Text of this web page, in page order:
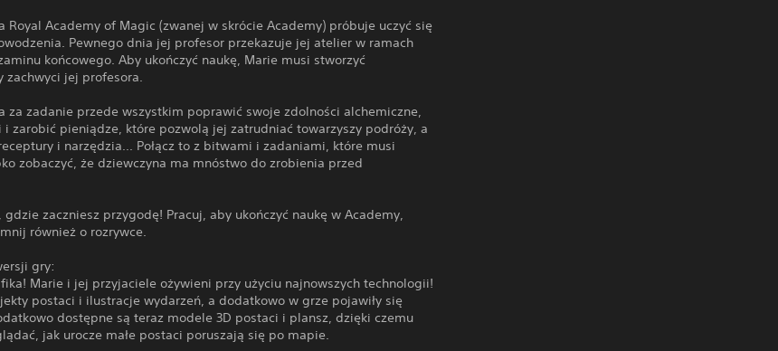
Royal Academy of Magic (zwanej w skrócie Academy) próbuje uczyć się
Pewnego dnia jej profesor przekazuje jej atelier w ramach
końcowego. Aby ukończyć naukę, Marie musi stworzyć
zachwyci jej profesora.
za zadanie przede wszystkim poprawić swoje zdolności alchemiczne,
i zarobić pieniądze, które pozwolą jej zatrudniać towarzyszy podróży, a
i narzędzia... Połącz to z bitwami i zadaniami, które musi
zobaczyć, że dziewczyna ma mnóstwo do zrobienia przed
gdzie zaczniesz przygodę! Pracuj, aby ukończyć naukę w Academy,
również o rozrywce.
gry:
Marie i jej przyjaciele ożywieni przy użyciu najnowszych technologii!
postaci i ilustracje wydarzeń, a dodatkowo w grze pojawiły się
dostępne są teraz modele 3D postaci i plansz, dzięki czemu
jak urocze małe postaci poruszają się po mapie.